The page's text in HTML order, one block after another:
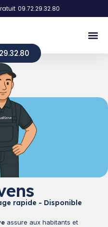
09.72.29.32.80
rapide - Disponible
assure aux habitants et